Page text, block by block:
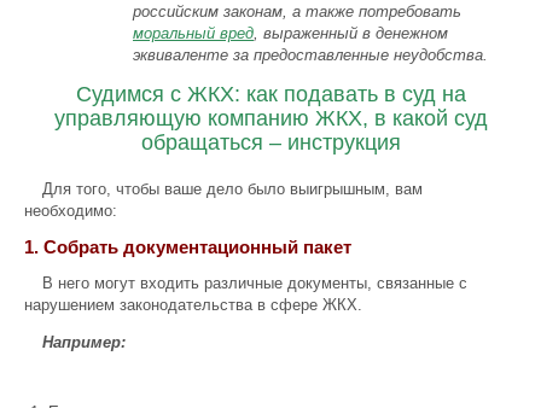
российским законам, а также потребовать
моральный вред , выраженный в денежном
эквиваленте за предоставленные неудобства.
Судимся с ЖКХ: как подавать в суд на
управляющую компанию ЖКХ, в какой суд
обращаться – инструкция
Для того, чтобы ваше дело было выигрышным, вам
необходимо:
1. Собрать документационный пакет
В него могут входить различные документы, связанные с
нарушением законодательства в сфере ЖКХ.
Например: